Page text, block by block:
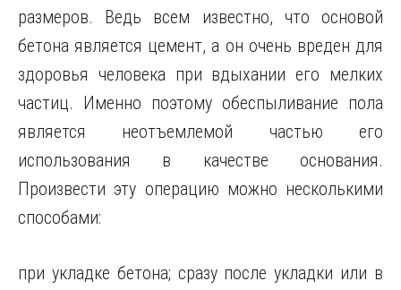
размеров. Ведь всем известно, что основой
бетона является цемент, а он очень вреден для
здоровья человека при вдыхании его мелких
частиц. Именно поэтому обеспыливание пола
является неотъемлемой частью его
использования в качестве основания.
Произвести эту операцию можно несколькими
способами:
при укладке бетона; сразу после укладки или в